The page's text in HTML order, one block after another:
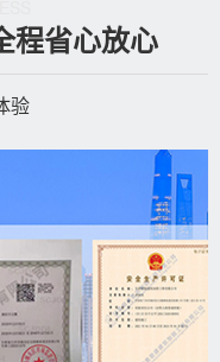
程省心放心
验